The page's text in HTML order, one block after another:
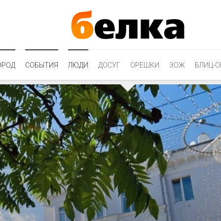
СОБЫТИЯ ЛЮДИ ДОСУГ ОРЕШКИ ЗОЖ БЛИЦ-